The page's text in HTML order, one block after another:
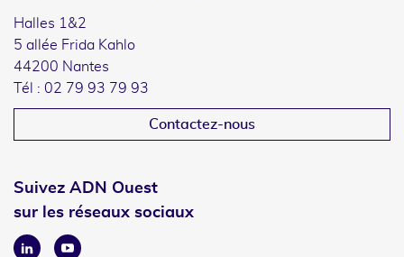
Halles 1&2
5 allée Frida Kahlo
44200 Nantes
Tél : 02 79 93 79 93
Contactez-nous
Suivez ADN Ouest
sur les réseaux sociaux
LinkedinYoutube